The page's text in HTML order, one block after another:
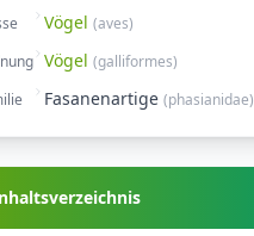
Vögel (aves)
Vögel (galliformes)
Fasanenartige (phasianidae)